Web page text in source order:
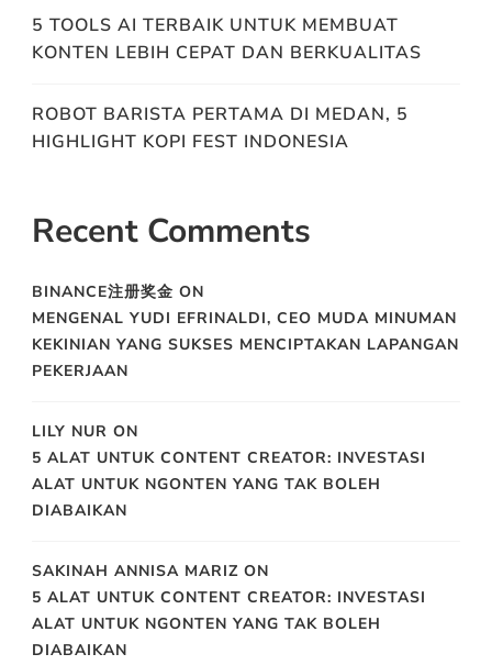
5 TOOLS AI TERBAIK UNTUK MEMBUAT
KONTEN LEBIH CEPAT DAN BERKUALITAS
ROBOT BARISTA PERTAMA DI MEDAN, 5
HIGHLIGHT KOPI FEST INDONESIA
Recent Comments
BINANCE注册奖金 ON
MENGENAL YUDI EFRINALDI, CEO MUDA MINUMAN
KEKINIAN YANG SUKSES MENCIPTAKAN LAPANGAN
PEKERJAAN
LILY NUR ON
5 ALAT UNTUK CONTENT CREATOR: INVESTASI
ALAT UNTUK NGONTEN YANG TAK BOLEH
DIABAIKAN
SAKINAH ANNISA MARIZ ON
5 ALAT UNTUK CONTENT CREATOR: INVESTASI
ALAT UNTUK NGONTEN YANG TAK BOLEH
DIABAIKAN